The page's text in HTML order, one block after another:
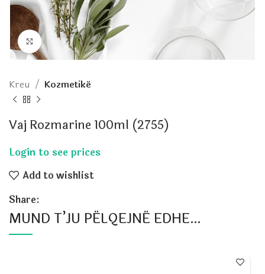
Click to enlarge
Kreu Kozmetikë
Vaj Rozmarine 100ml (2755)
Add to wishlist
Share:
MUND T’JU PËLQEJNË EDHE…